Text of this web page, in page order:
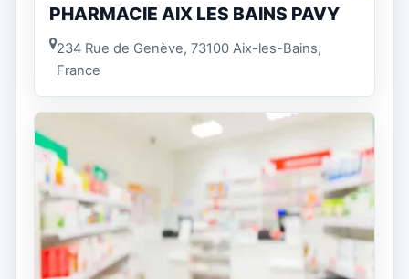
PHARMACIE AIX LES BAINS PAVY
234 Rue de Genève, 73100 Aix-les-Bains,
France